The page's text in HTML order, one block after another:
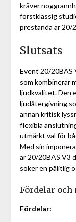
kräver
förstklassig
prestanda är
Slutsats
Event 20/20BAS
som kombinerar
ljudkvalitet. Den
ljudåtergivning
annan kritisk
flexibla
utmärkt val för
Med sin
är 20/20BAS V3
söker en pålitlig
Fördelar och
Fördelar: